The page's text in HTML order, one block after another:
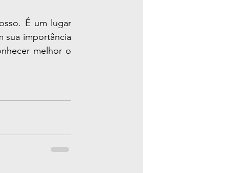
É um lugar
sua importância
melhor o